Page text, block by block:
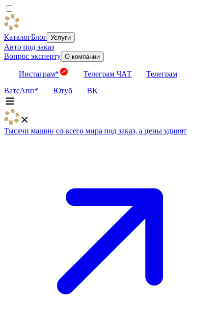
КаталогБлог Услуги
Авто под заказ
Вопрос эксперту О компании
Инстаграм* Телеграм ЧАТ
Телеграм
ВатсАпп*
Ютуб ВК
Тысячи машин со всего мира под заказ, а цены удивят